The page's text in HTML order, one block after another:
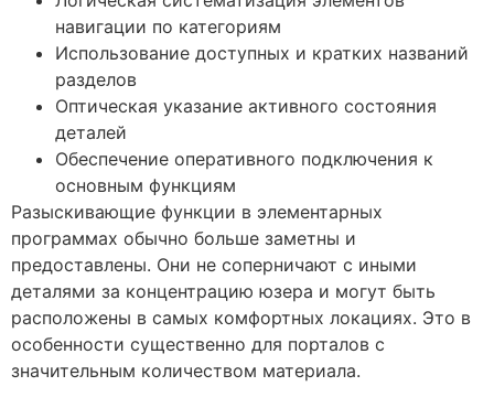
навигации по категориям
Использование доступных и кратких названий
разделов
Оптическая указание активного состояния
деталей
Обеспечение оперативного подключения к
основным функциям
Разыскивающие функции в элементарных
программах обычно больше заметны и
предоставлены. Они не соперничают с иными
деталями за концентрацию юзера и могут быть
расположены в самых комфортных локациях. Это в
особенности существенно для порталов с
значительным количеством материала.